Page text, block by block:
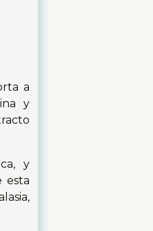
a
y
y
esta